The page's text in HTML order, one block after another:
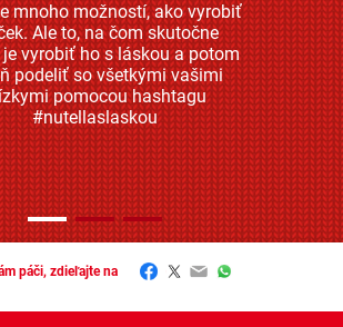
mnoho možností, ako vyrobiť
Ale to, na čom skutočne
je vyrobiť ho s láskou a potom
podeliť so všetkými vašimi
pomocou hashtagu
#nutellaslaskou
páči, zdieľajte na Facebook
Twitter
EmailWhatsApp